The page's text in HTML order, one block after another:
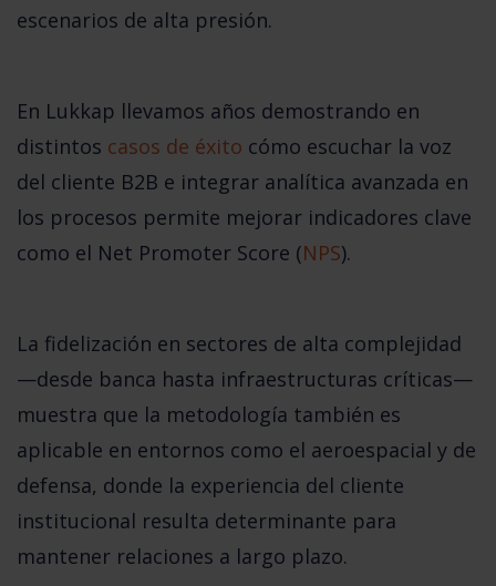
escenarios de alta presión.
En Lukkap llevamos años demostrando en
distintos casos de éxito cómo escuchar la voz
del cliente B2B e integrar analítica avanzada en
los procesos permite mejorar indicadores clave
como el Net Promoter Score (NPS).
La fidelización en sectores de alta complejidad
—desde banca hasta infraestructuras críticas—
muestra que la metodología también es
aplicable en entornos como el aeroespacial y de
defensa, donde la experiencia del cliente
institucional resulta determinante para
mantener relaciones a largo plazo.